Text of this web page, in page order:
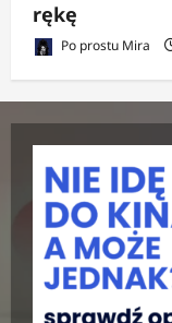
rękę
Po prostu Mira